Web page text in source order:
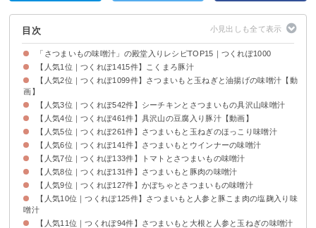
目次
「さつまいもの味噌汁」の殿堂入りレシピTOP15｜つくれぽ1000
【人気1位｜つくれぽ1415件】こくまろ豚汁
【人気2位｜つくれぽ1099件】さつまいもと玉ねぎと油揚げの味噌汁【動
画】
【人気3位｜つくれぽ542件】シーチキンとさつまいもの具沢山味噌汁
【人気4位｜つくれぽ461件】具沢山の豆腐入り豚汁【動画】
【人気5位｜つくれぽ261件】さつまいもと玉ねぎのほっこり味噌汁
【人気6位｜つくれぽ141件】さつまいもとウインナーの味噌汁
【人気7位｜つくれぽ133件】トマトとさつまいもの味噌汁
【人気8位｜つくれぽ131件】さつまいもと豚肉の味噌汁
【人気9位｜つくれぽ127件】かぼちゃとさつまいもの味噌汁
【人気10位｜つくれぽ125件】さつまいもと人参と豚こま肉の塩麹入り味
噌汁
【人気11位｜つくれぽ94件】さつまいもと大根と人参と玉ねぎの味噌汁